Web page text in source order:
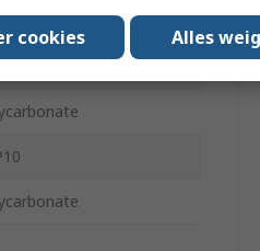
cookies Alles